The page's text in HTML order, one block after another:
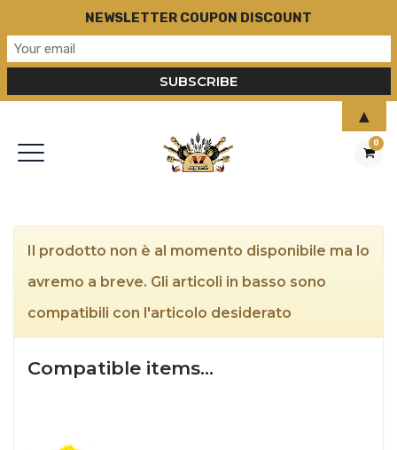
0
Il prodotto non è al momento disponibile ma lo
avremo a breve. Gli articoli in basso sono
compatibili con l'articolo desiderato
Compatible items…
NEWSLETTER COUPON DISCOUNT
▲